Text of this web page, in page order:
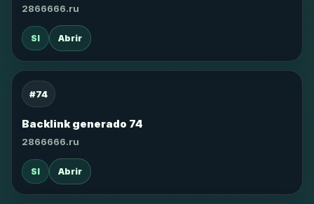
2866666.ru
SI Abrir
#74
Backlink generado 74
2866666.ru
SI Abrir